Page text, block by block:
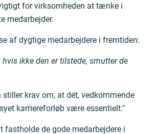
for virksomheden at tænke i
medarbejder.
af dygtige medarbejdere i fremtiden:
ikke den er tilstede, smutter de
krav om, at dét, vedkommende
karriereforløb være essentielt."
fastholde de gode medarbejdere i